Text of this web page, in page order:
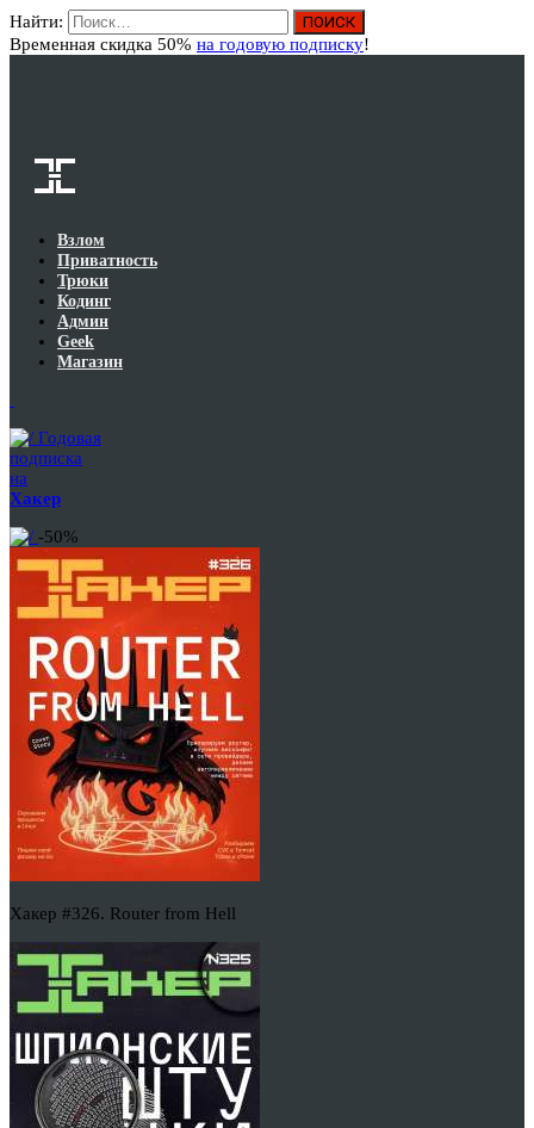
Найти:
Временная скидка 50% на годовую подписку!
Взлом
Приватность
Трюки
Кодинг
Админ
Geek
Магазин
Годовая
подписка
на
Хакер
-50%
Хакер #326. Router from Hell